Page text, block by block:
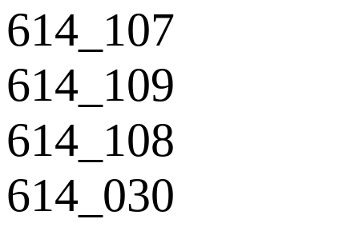
614_107
614_109
614_108
614_030